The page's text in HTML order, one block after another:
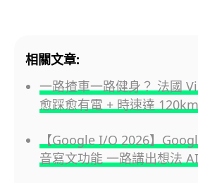
相關文章:
一路揸車一路健身？ 法國
愈踩愈有電 + 時速達 120km
【Google I/O 2026】
音寫文功能 一路講出想法